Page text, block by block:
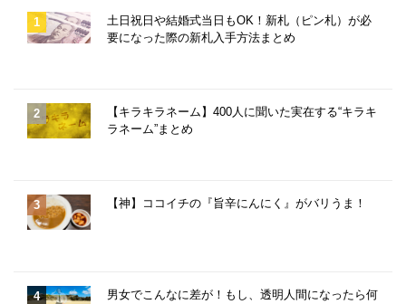
土日祝日や結婚式当日もOK！新札（ピン札）が必
要になった際の新札入手方法まとめ
【キラキラネーム】400人に聞いた実在する“キラキ
ラネーム”まとめ
【神】ココイチの『旨辛にんにく』がバリうま！
男女でこんなに差が！もし、透明人間になったら何